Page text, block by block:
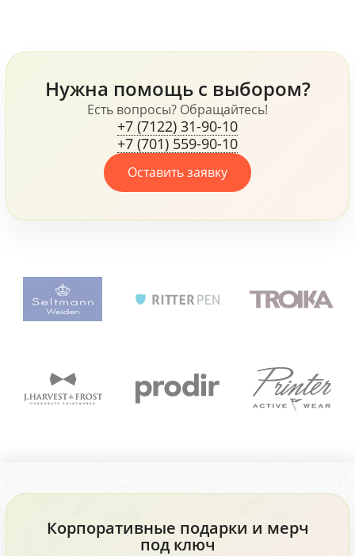
Harvest, ручки Senator и
все это говорит о том,
что компания, не
жалеет средств для
своих сотрудников.
Нужна помощь с выбором?
Есть вопросы? Обращайтесь!
+7 (7122) 31-90-10
+7 (701) 559-90-10
Оставить заявку
Корпоративные подарки и мерч
под ключ